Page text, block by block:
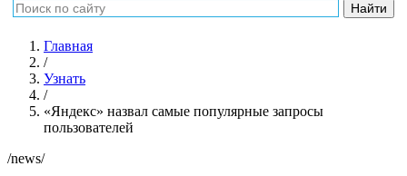
Главная
/
Узнать
/
«Яндекс» назвал самые популярные запросы
пользователей
/news/